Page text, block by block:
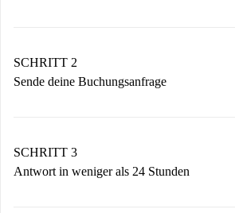
Du erhältst alle notwendigen
SCHRITT 2
Sende deine Buchungsanfrage
Denk daran, dass wir dich erst
Vermieter zustimmt.
SCHRITT 3
Antwort in weniger als 24 Stunden